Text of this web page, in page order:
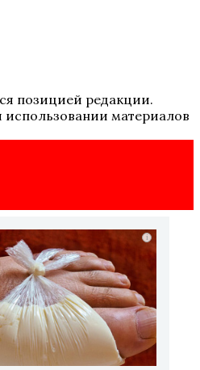
позицией редакции.
использовании материалов
i